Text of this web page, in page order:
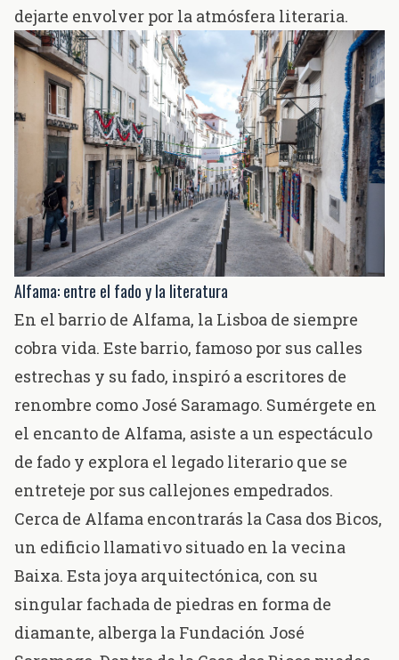
dejarte envolver por la atmósfera literaria.
Alfama: entre el fado y la literatura
En el barrio de Alfama, la Lisboa de siempre
cobra vida. Este barrio, famoso por sus calles
estrechas y su fado, inspiró a escritores de
renombre como José Saramago. Sumérgete en
el encanto de Alfama, asiste a un espectáculo
de fado y explora el legado literario que se
entreteje por sus callejones empedrados.
Cerca de Alfama encontrarás la Casa dos Bicos,
un edificio llamativo situado en la vecina
Baixa. Esta joya arquitectónica, con su
singular fachada de piedras en forma de
diamante, alberga la Fundación José